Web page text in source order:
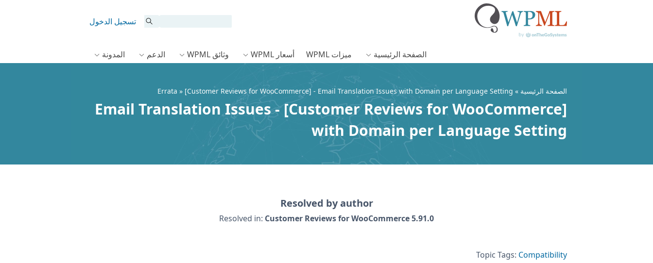
تسجيل الدخول
الصفحة الرئيسية ميزات WPML أسعار WPML وثائق WPML الدعم المدونة
الصفحة الرئيسية »
Errata » [Customer Reviews for WooCommerce] - Email Translation Issues with Domain per Language Setting
[Customer Reviews for WooCommerce] - Email Translation Issues
with Domain per Language Setting
Resolved by author
Resolved in: Customer Reviews for WooCommerce 5.91.0
Topic Tags: Compatibility